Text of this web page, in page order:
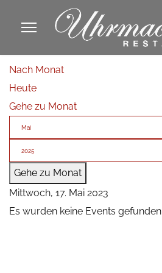
Nach Monat
Heute
Gehe zu Monat
Gehe zu Monat
Mittwoch, 17. Mai 2023
Es wurden keine Events gefunden